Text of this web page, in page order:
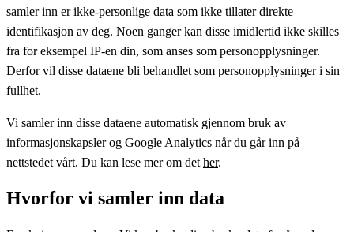
samler inn er ikke-personlige data som ikke tillater direkte
identifikasjon av deg. Noen ganger kan disse imidlertid ikke skilles
fra for eksempel IP-en din, som anses som personopplysninger.
Derfor vil disse dataene bli behandlet som personopplysninger i sin
fullhet.
Vi samler inn disse dataene automatisk gjennom bruk av
informasjonskapsler og Google Analytics når du går inn på
nettstedet vårt. Du kan lese mer om dether.
Hvorfor vi samler inn data